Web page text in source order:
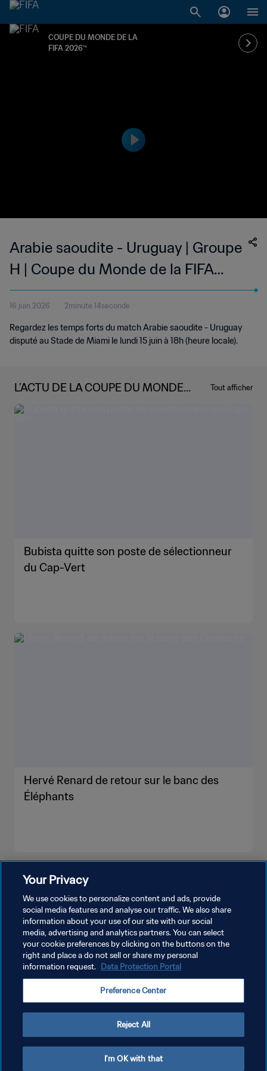
COUPE DU MONDE DE LA
FIFA 2026™
Arabie saoudite - Uruguay | Groupe
H | Coupe du Monde de la FIFA
2026™ | Temps forts
16 juin 2026 2minute 14seconde
Regardez les temps forts du match Arabie saoudite - Uruguay
disputé au Stade de Miami le lundi 15 juin à 18h (heure locale).
L’ACTU DE LA COUPE DU MONDE
DE LA FIFA 2026™
Tout afficher
Bubista quitte son poste de sélectionneur
du Cap-Vert
Hervé Renard de retour sur le banc des
Éléphants
POLITIQUE DE CONFIDENTIALITÉ
CONDITIONS D'UTILISATION
GÉRER VOS PRÉFÉRENCES SUR LES COOKIES
Copyright © 1994 - 2026 FIFA. Tous droits réservés.
Your Privacy
We use cookies to personalize content and ads, provide
social media features and analyse our traffic. We also share
information about your use of our site with our social
media, advertising and analytics partners. You can select
your cookie preferences by clicking on the buttons on the
right and place a do not sell or share my personal
information request. Data Protection Portal
Preference Center
Reject All
I'm OK with that